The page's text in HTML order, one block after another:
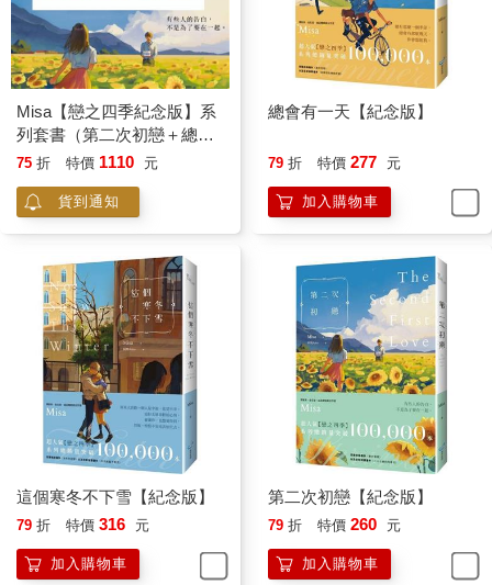
Misa【戀之四季紀念版】系
列套書（第二次初戀＋總會
有一天＋秋的貓＋這個寒冬
75 折 特價 1110 元
貨到通知
總會有一天【紀念版】
79 折 特價 277 元
加入購物車
這個寒冬不下雪【紀念版】
79 折 特價 316 元
加入購物車
第二次初戀【紀念版】
79 折 特價 260 元
加入購物車